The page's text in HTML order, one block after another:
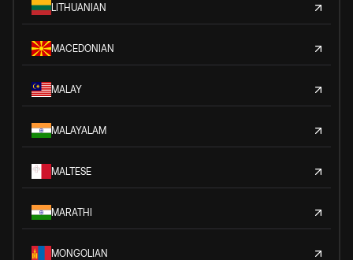
LITHUANIAN
MACEDONIAN
MALAY
MALAYALAM
MALTESE
MARATHI
MONGOLIAN